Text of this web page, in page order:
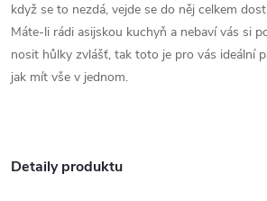
když se to nezdá, vejde se do něj celkem
Máte-li rádi asijskou kuchyň a nebaví vás si
nosit hůlky zvlášť, tak toto je pro vás ideální
jak mít vše v jednom.
Detaily produktu